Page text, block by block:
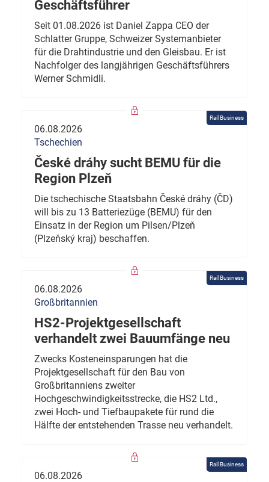
Geschäftsführer
Seit 01.08.2026 ist Daniel Zappa CEO der
Schlatter Gruppe, Schweizer Systemanbieter
für die Drahtindustrie und den Gleisbau. Er ist
Nachfolger des langjährigen Geschäftsführers
Werner Schmidli.
Rail Business
06.08.2026
Tschechien
České dráhy sucht BEMU für die
Region Plzeň
Die tschechische Staatsbahn České dráhy (ČD)
will bis zu 13 Batteriezüge (BEMU) für den
Einsatz in der Region um Pilsen/Plzeň
(Plzeňský kraj) beschaffen.
Rail Business
06.08.2026
Großbritannien
HS2-Projektgesellschaft
verhandelt zwei Bauumfänge neu
Zwecks Kosteneinsparungen hat die
Projektgesellschaft für den Bau von
Großbritanniens zweiter
Hochgeschwindigkeitsstrecke, die HS2 Ltd.,
zwei Hoch- und Tiefbaupakete für rund die
Hälfte der entstehenden Trasse neu verhandelt.
Rail Business
06.08.2026